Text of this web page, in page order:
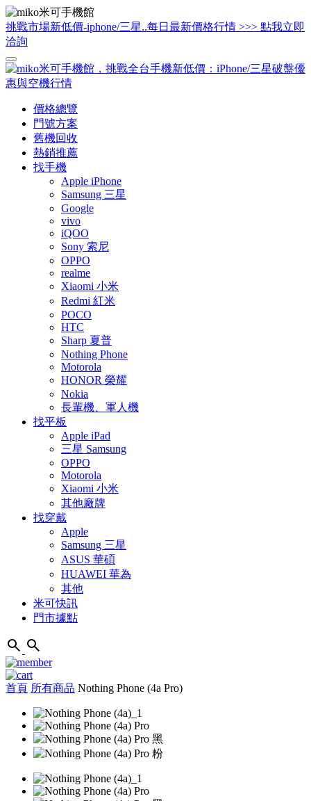
挑戰市場新低價-iphone/三星..每日最新價格行情 >>> 點我立即
洽詢
價格總覽
門號方案
舊機回收
熱銷推薦
找手機
Apple iPhone
Samsung 三星
Google
vivo
iQOO
Sony 索尼
OPPO
realme
Xiaomi 小米
Redmi 紅米
POCO
HTC
Sharp 夏普
Nothing Phone
Motorola
HONOR 榮耀
Nokia
長輩機、軍人機
找平板
Apple iPad
三星 Samsung
OPPO
Motorola
Xiaomi 小米
其他廠牌
找穿戴
Apple
Samsung 三星
ASUS 華碩
HUAWEI 華為
其他
米可快訊
門市據點
首頁 所有商品 Nothing Phone (4a Pro)